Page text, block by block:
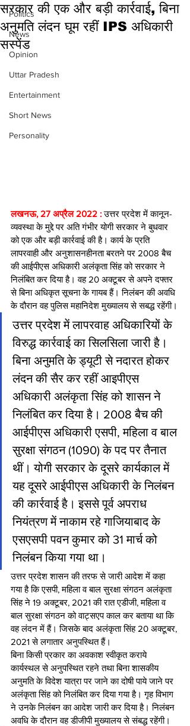
Politics
News
Opinion
Uttar Pradesh
Entertainment
Short News
Personality
सरकार की एक और बड़ी कार्रवाई, बिना
अनुमति लंदन घूम रहीं IPS अधिकारी
सस्पेंड
लखनऊ, 27 अप्रैल 2022 : उत्तर प्रदेश में कानून-
व्यवस्था के मुद्दे पर अति गंभीर योगी सरकार ने बुधवार
को एक और बड़ी कार्रवाई की है। कार्य के प्रति
लापरवाही और अनुशासनहीनता बरतने पर 2008 बैच
की आईपीएस अधिकारी अलंकृता सिंह को सरकार ने
निलंबित कर दिया है। वह 20 अक्टूबर से अपने दफ्तर
से बिना अधिकृत सूचना के गायब हैं। निलंबन की अवधि
के दौरान वह पुलिस महानिदेश मुख्यालय से सबद्ध रहेंगी।
उत्तर प्रदेश में लापरवाह अधिकारियों के
विरुद्ध कार्रवाई का सिलसिला जारी है।
बिना अनुमति के ड्यूटी से नदारत होकर
लंदन की सैर कर रहीं आइपीएस
अधिकारी अलंकृता सिंह को शासन ने
निलंबित कर दिया है। 2008 बैच की
आईपीएस अधिकारी एसपी, महिला व बाल
सुरक्षा संगठन (1090) के पद पर तैनात
थीं। योगी सरकार के दूसरे कार्यकाल में
यह दूसरे आईपीएस अधिकारी के निलंबन
की कार्रवाई है। इससे पूर्व अपराध
नियंत्रण में नाकाम रहे गाजियाबाद के
एसएसपी पवन कुमार को 31 मार्च को
निलंबन किया गया था।
उत्तर प्रदेश शासन की तरफ से जारी आदेश में कहा
गया है कि एसपी, महिला व बाल सुरक्षा संगठन अलंकृता
सिंह ने 19 अक्टूबर, 2021 की रात एडीजी, महिला व
बाल सुरक्षा संगठन को वाट्सएप काल कर बताया था कि
वह लंदन में हैं। जिसके बाद अलंकृता सिंह 20 अक्टूबर,
2021 से लगातार अनुपस्थित हैं।
बिना किसी प्रकार का अवकाश स्वीकृत कराये
कार्यस्थल से अनुपस्थित रहने तथा बिना शासकीय
अनुमति के विदेश यात्रा पर जाने का दोषी पाये जाने पर
अलंकृता सिंह को निलंबित कर दिया गया है। गृह विभाग
ने उनके निलंबन का आदेश जारी कर दिया है। निलंबन
अवधि के दौरान वह डीजीपी मुख्यालय से संबद्ध रहेंगी।